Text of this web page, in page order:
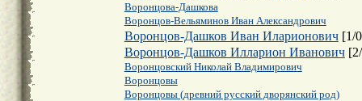
Воронцова-Дашкова
Воронцов-Вельяминов Иван Александрович
Воронцов-Дашков Иван Иларионович[1/0
Воронцов-Дашков Илларион Иванович[2/
Воронцовский Николай Владимирович
Воронцовы
Воронцовы (древний русский дворянский род)